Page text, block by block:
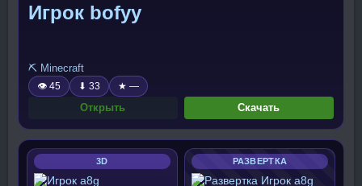
Игрок bofyy
⛏️ Minecraft
👁 45 ⬇ 33 ★ —
Открыть Скачать
3D РАЗВЕРТКА